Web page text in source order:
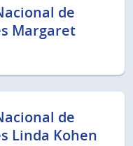
de
Margaret
de
Linda Kohen